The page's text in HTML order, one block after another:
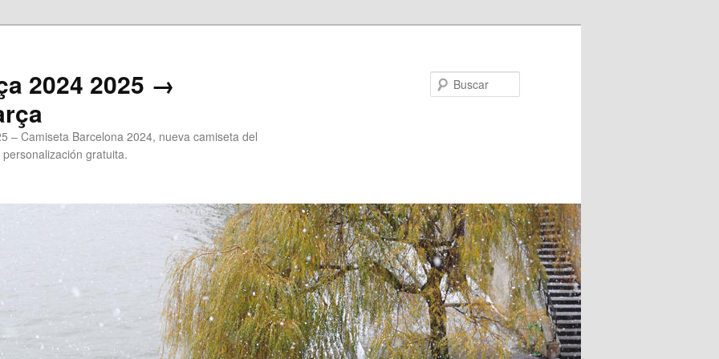
2024 2025 →
– Camiseta Barcelona 2024, nueva camiseta del
gratuita.